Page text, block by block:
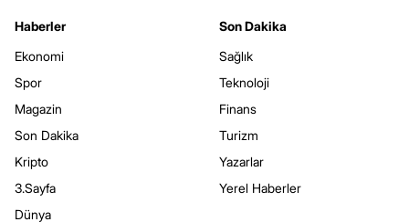
Haberler
Ekonomi
Spor
Magazin
Son Dakika
Kripto
3.Sayfa
Dünya
Son Dakika
Sağlık
Teknoloji
Finans
Turizm
Yazarlar
Yerel Haberler